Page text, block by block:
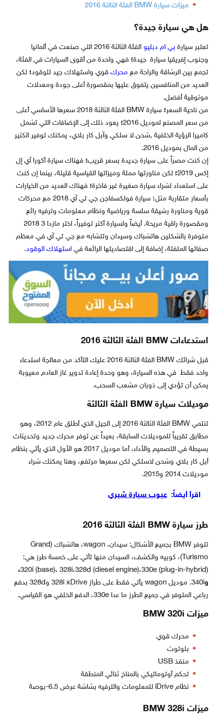
ميزات سيارة BMW الفئة الثالثة 2016
هل هي سيارة جيدة؟
تعتبر سيارة بي ام دبليو
الفئة الثالثة 2016 التي صنعت في ألمانيا
وجنوب إفريقيا سيارة جيدة؛ فهي واحدة من أقوى السيارات في الفئة،
تجمع بين الرشاقة والراحة مع محركقوي واستهلاك جيد للوقود؛ لكن
العديد من المنافسين يتفوق عليها بمقصورة أعلى جودة ومعدلات
موثوقية أفضل.
من ناحية السعر؛
سيارة BMW الفئة الثالثة 2018 سعرها الأساسي أعلى
من سعر المصنع لموديل 2016
؛ يعود ذلك إلى الإضافات التي تشمل
كاميرا الرؤية الخلفية ,شحن لا سلكي وآبل كار بلاي، يمكنك توفير الكثير
من المال بموديل 2016.
إن كنت مصراً على سيارة جديدة بسعر قريب؛ فهناك سيارة أكورا آي إل
إكس 2019
؛ لكن مناورتها مملة وميزاتها القياسية قليلة، بينما إن كنت
على استعداد لشراء سيارة صغيرة غير فاخرة؛ فهناك العديد من الخيارات
بأسعار متقاربة
مثل؛ سيارة فولكسفاجن جي تي آي 2018 مع محركات
قوية ومناورة رشيقة سلسة ورياضية ونظام معلومات وترفيه رائع
ومقصورة راقية مريحة. أيضاً ولسيارة أكثر توفيراً، اختر مازدا 3 2018
متوفرة بالشكلين هاتشباك وسيدان وتتشابه مع جي تي آي في معظم
صفاتها الملفتة، إضافة إلى اقتصاديتها الرائعة في استهلاك الوقود.
استدعاءات BMW الفئة الثالثة 2016
قبل شرائك BMW الفئة الثالثة 2016 عليك التأكد من معالجة استدعاء
واحد فقط في هذه السيارة، وهو وحدة إعادة تدوير غاز العادم معيوبة
يمكن أن تؤدي إلى ذوبان مشعب السحب.
موديلات سيارة BMW الفئة الثالثة
تنتمي BMW الفئة الثالثة 2016 إلى الجيل الذي أطلق عام 2012، وهو
مطابق تقريباً للموديلات السابقة، بعيداً عن توفر محرك جديد وتحديثات
بسيطة في التصميم والأداء، أما موديل 2017 هو الأول الذي يأتي بنظام
أبل كار بلاي وشحن لاسلكي لكن سعرها مرتفع، وهنا يمكنك شراء
موديلات 2014 و2015.
اقرأ أيضاً: عيوب سيارة شيري
طرز سيارة BMW الفئة الثالثة 2016
تتوفر BMW بجميع الأشكال: سيدان، wagon، هاتشباك (Grand
Turismo)، كوبيه والكشف، السيدان منها تأتي على خمسة طرز هي:
(320i (base)، 328i،328d (diesel engine)،330e (plug-in-hybrid
،
و
340i. موديل wagon يأتي فقط على طراز 328i xDrive و328d بدفع
رباعي المتوفر في جميع الطرز ما عدا 330e، الدفع الخلفي هو القياسي.
ميزات BMW 320i
محرك قوي
بلوتوث
منفذ USB
تحكم أوتوماتيكي بالمناخ ثنائي المنطقة
نظام iDrive للمعلومات والترفيه بشاشة عرض 6.5-بوصة
ميزات BMW 328i